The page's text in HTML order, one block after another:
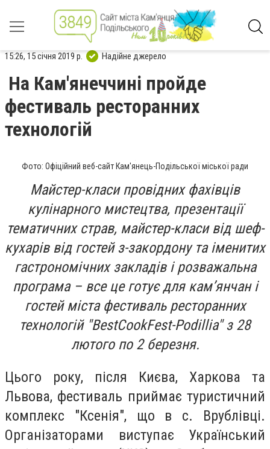
15:26, 15 січня 2019 р. Надійне джерело
На Кам'янеччині пройде
фестиваль ресторанних
технологій
Фото: Офіційний веб-сайт Кам'янець-Подільської міської ради
Майстер-класи провідних фахівців
кулінарного мистецтва, презентації
тематичних страв, майстер-класи від шеф-
кухарів від гостей з-закордону та іменитих
гастрономічних закладів і розважальна
програма – все це готує для кам’янчан і
гостей міста фестиваль ресторанних
технологій "BestCookFest-Podillia" з 28
лютого по 2 березня.
Цього року, після Києва, Харкова та
Львова, фестиваль приймає туристичний
комплекс "Ксенія", що в с. Врублівці.
Організаторами виступає Український